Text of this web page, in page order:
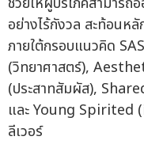
อย่างไร้กังวล สะท้อนห
ภายใต้กรอบแนวคิด
(วิทยาศาสตร์),
(ประสาทสัมผัส),
และ Young Spirited
ลีเวอร์